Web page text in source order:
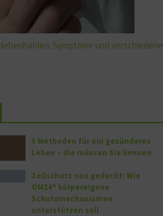
Symptome und verschiedene
5 Methoden für ein gesünderes
Leben – die müssen Sie kennen
Zellschutz neu gedacht: Wie
OM24® körpereigene
Schutzmechanismen
unterstützen soll